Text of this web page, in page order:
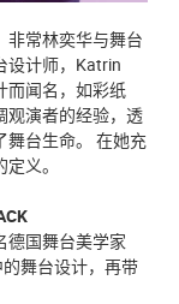
非常林奕华与舞台
设计师，Katrin
而闻名，如彩纸
观演者的经验，透
台生命。 在她充
义。
德国舞台美学家
舞台设计，再带